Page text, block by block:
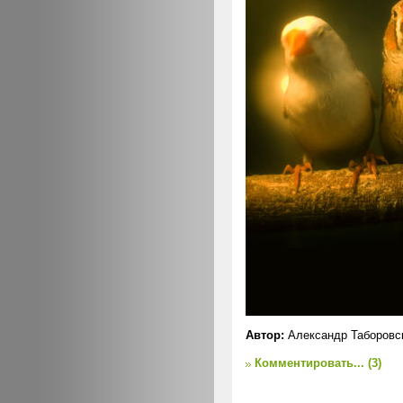
Автор: Александр
Комментировать... (3)